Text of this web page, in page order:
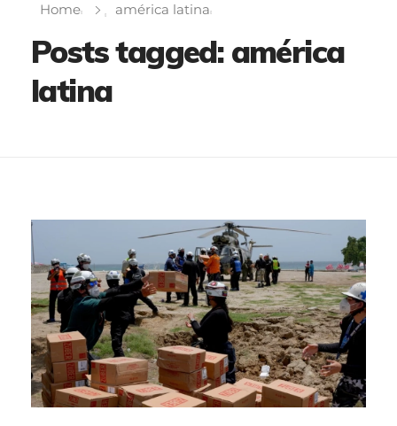
Home américa latina
Posts tagged: américa
latina